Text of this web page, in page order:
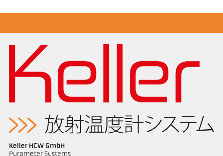
アプリケーションレポート Semiconductor
industry
Keller HCW GmbH
Pyrometer Systems